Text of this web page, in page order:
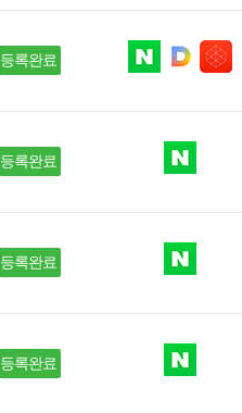
등록완료
등록완료
등록완료
등록완료